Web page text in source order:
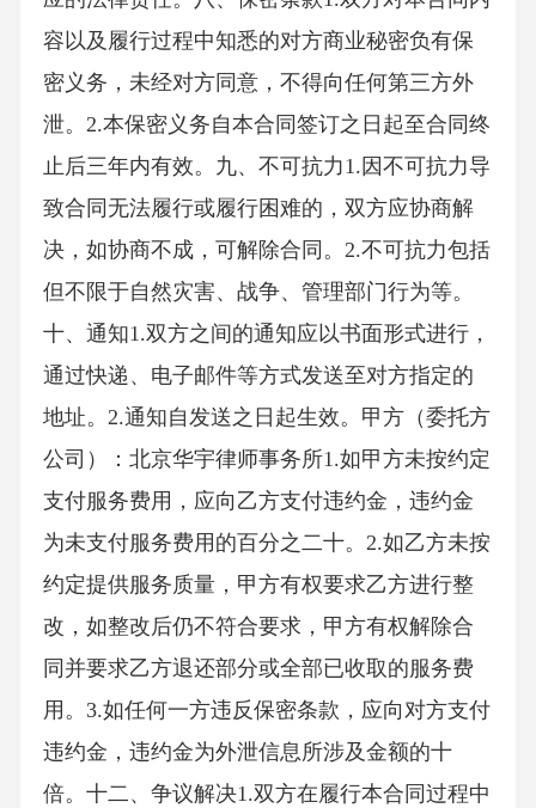
容以及履行过程中知悉的对方商业秘密负有保
密义务，未经对方同意，不得向任何第三方外
泄。2.本保密义务自本合同签订之日起至合同终
止后三年内有效。九、不可抗力1.因不可抗力导
致合同无法履行或履行困难的，双方应协商解
决，如协商不成，可解除合同。2.不可抗力包括
但不限于自然灾害、战争、管理部门行为等。
十、通知1.双方之间的通知应以书面形式进行，
通过快递、电子邮件等方式发送至对方指定的
地址。2.通知自发送之日起生效。甲方（委托方
公司）：北京华宇律师事务所1.如甲方未按约定
支付服务费用，应向乙方支付违约金，违约金
为未支付服务费用的百分之二十。2.如乙方未按
约定提供服务质量，甲方有权要求乙方进行整
改，如整改后仍不符合要求，甲方有权解除合
同并要求乙方退还部分或全部已收取的服务费
用。3.如任何一方违反保密条款，应向对方支付
违约金，违约金为外泄信息所涉及金额的十
倍。十二、争议解决1.双方在履行本合同过程中